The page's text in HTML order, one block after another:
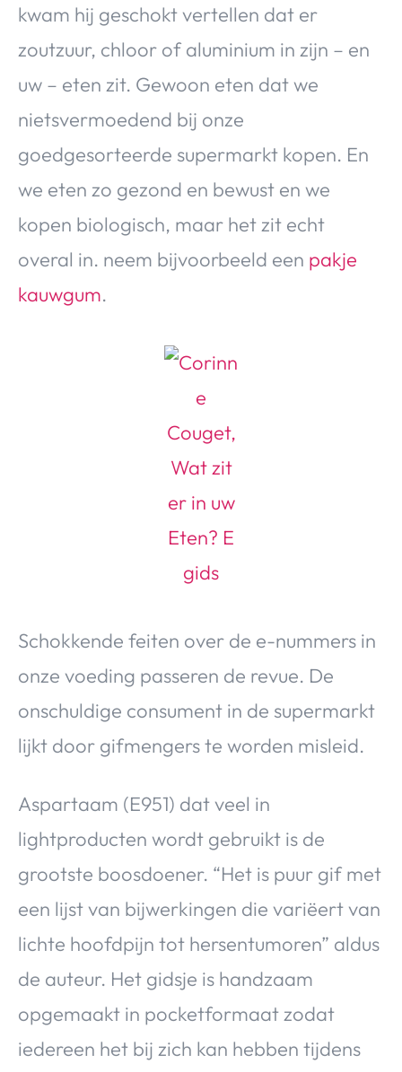
kwam hij geschokt vertellen dat er
zoutzuur, chloor of aluminium in zijn – en
uw – eten zit. Gewoon eten dat we
nietsvermoedend bij onze
goedgesorteerde supermarkt kopen. En
we eten zo gezond en bewust en we
kopen biologisch, maar het zit echt
overal in. neem bijvoorbeeld een pakje
kauwgum.
Schokkende feiten over de e-nummers in
onze voeding passeren de revue. De
onschuldige consument in de supermarkt
lijkt door gifmengers te worden misleid.
Aspartaam (E951) dat veel in
lightproducten wordt gebruikt is de
grootste boosdoener. “Het is puur gif met
een lijst van bijwerkingen die variëert van
lichte hoofdpijn tot hersentumoren” aldus
de auteur. Het gidsje is handzaam
opgemaakt in pocketformaat zodat
iedereen het bij zich kan hebben tijdens